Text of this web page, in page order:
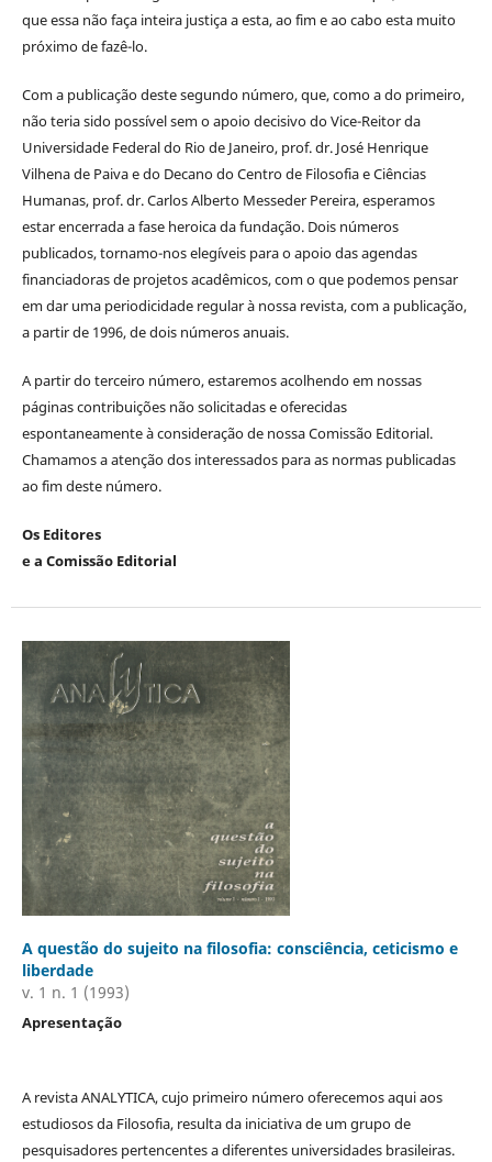
que essa não faça inteira justiça a esta, ao fim e ao cabo esta muito
próximo de fazê-lo.
Com a publicação deste segundo número, que, como a do primeiro,
não teria sido possível sem o apoio decisivo do Vice-Reitor da
Universidade Federal do Rio de Janeiro, prof. dr. José Henrique
Vilhena de Paiva e do Decano do Centro de Filosofia e Ciências
Humanas, prof. dr. Carlos Alberto Messeder Pereira, esperamos
estar encerrada a fase heroica da fundação. Dois números
publicados, tornamo-nos elegíveis para o apoio das agendas
financiadoras de projetos acadêmicos, com o que podemos pensar
em dar uma periodicidade regular à nossa revista, com a publicação,
a partir de 1996, de dois números anuais.
A partir do terceiro número, estaremos acolhendo em nossas
páginas contribuições não solicitadas e oferecidas
espontaneamente à consideração de nossa Comissão Editorial.
Chamamos a atenção dos interessados para as normas publicadas
ao fim deste número.
Os Editores
e a Comissão Editorial
A questão do sujeito na filosofia: consciência, ceticismo e
liberdade
v. 1 n. 1 (1993)
Apresentação
A revista ANALYTICA, cujo primeiro número oferecemos aqui aos
estudiosos da Filosofia, resulta da iniciativa de um grupo de
pesquisadores pertencentes a diferentes universidades brasileiras.